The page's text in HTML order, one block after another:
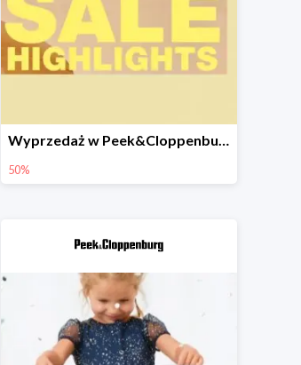
Wyprzedaż w Peek&Cloppenburg do -50%
50%